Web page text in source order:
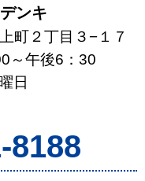
ンキ
町２丁目３−１７
～午後6：30
日
8188